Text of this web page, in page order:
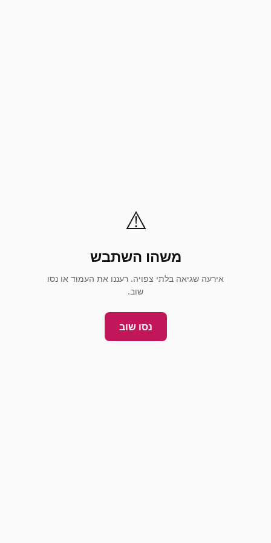
⚠️
משהו השתבש
אירעה שגיאה בלתי צפויה. רעננו את העמוד או נסו
שוב.
נסו שוב